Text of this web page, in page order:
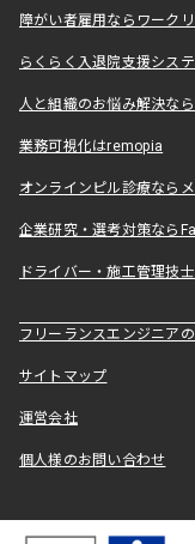
障がい者雇用ならワーク
らくらく入退院支援シス
人と組織のお悩み解決なら
業務可視化はremopia
オンラインピル診療なら
企業研究・選考対策なら
ドライバー・施工管理技
フリーランスエンジニア
サイトマップ
運営会社
個人様のお問い合わせ